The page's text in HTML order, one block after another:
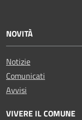
NOVITÀ
Notizie
Comunicati
Avvisi
VIVERE IL COMUNE